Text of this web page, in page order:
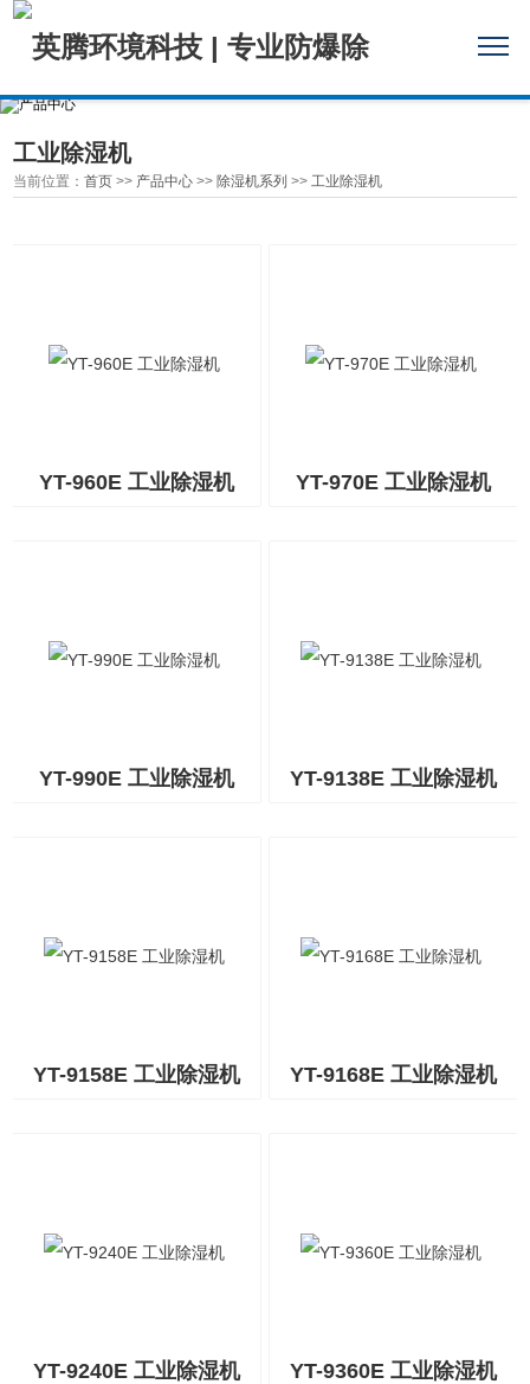
工业除湿机
当前位置：首页 >> 产品中心 >> 除湿机系列 >>工业除湿机
YT-960E 工业除湿机 YT-970E 工业除湿机
YT-990E 工业除湿机 YT-9138E 工业除湿机
YT-9158E 工业除湿机 YT-9168E 工业除湿机
YT-9240E 工业除湿机 YT-9360E 工业除湿机